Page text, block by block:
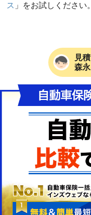
ス 」をお試しください。
見
森